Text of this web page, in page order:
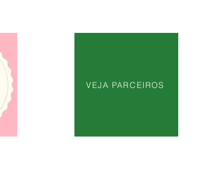
VEJA PARCEIROS